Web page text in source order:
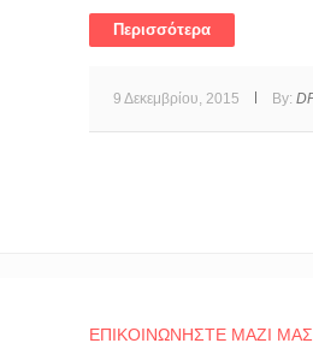
Περισσότερα
9 Δεκεμβρίου, 2015 By:
ΕΠΙΚΟΙΝΩΝΉΣΤΕ ΜΑΖΊ ΜΑΣ